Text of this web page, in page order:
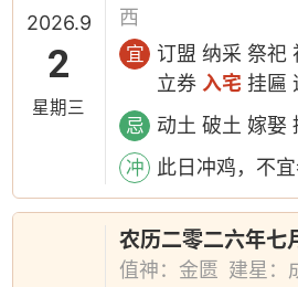
2026.9
2
星期三
西
宜
订盟 纳采 祭祀
立券 入宅 挂匾
忌 动土 破土 嫁娶
冲 此日冲鸡，不
农历二零二六年七
值神：金匮 建星：